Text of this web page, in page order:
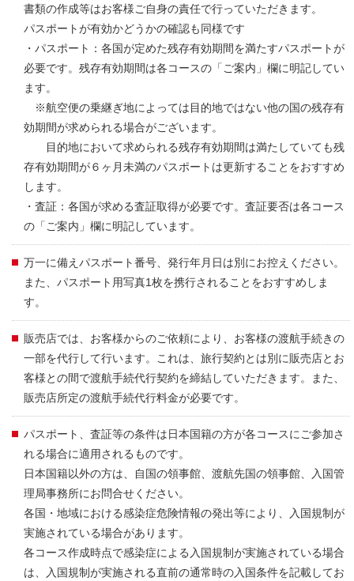
書類の作成等はお客様ご自身の責任で行っていただきます。
パスポートが有効かどうかの確認も同様です
・パスポート：各国が定めた残存有効期間を満たすパスポートが
必要です。残存有効期間は各コースの「ご案内」欄に明記してい
ます。
※航空便の乗継ぎ地によっては目的地ではない他の国の残存有
効期間が求められる場合がございます。
目的地において求められる残存有効期間は満たしていても残
存有効期間が６ヶ月未満のパスポートは更新することをおすすめ
します。
・査証：各国が求める査証取得が必要です。査証要否は各コース
の「ご案内」欄に明記しています。
万一に備えパスポート番号、発行年月日は別にお控えください。
また、パスポート用写真1枚を携行されることをおすすめしま
す。
販売店では、お客様からのご依頼により、お客様の渡航手続きの
一部を代行して行います。これは、旅行契約とは別に販売店とお
客様との間で渡航手続代行契約を締結していただきます。また、
販売店所定の渡航手続代行料金が必要です。
パスポート、査証等の条件は日本国籍の方が各コースにご参加さ
れる場合に適用されるものです。
日本国籍以外の方は、自国の領事館、渡航先国の領事館、入国管
理局事務所にお問合せください。
各国・地域における感染症危険情報の発出等により、入国規制が
実施されている場合があります。
各コース作成時点で感染症による入国規制が実施されている場合
は、入国規制が実施される直前の通常時の入国条件を記載してお